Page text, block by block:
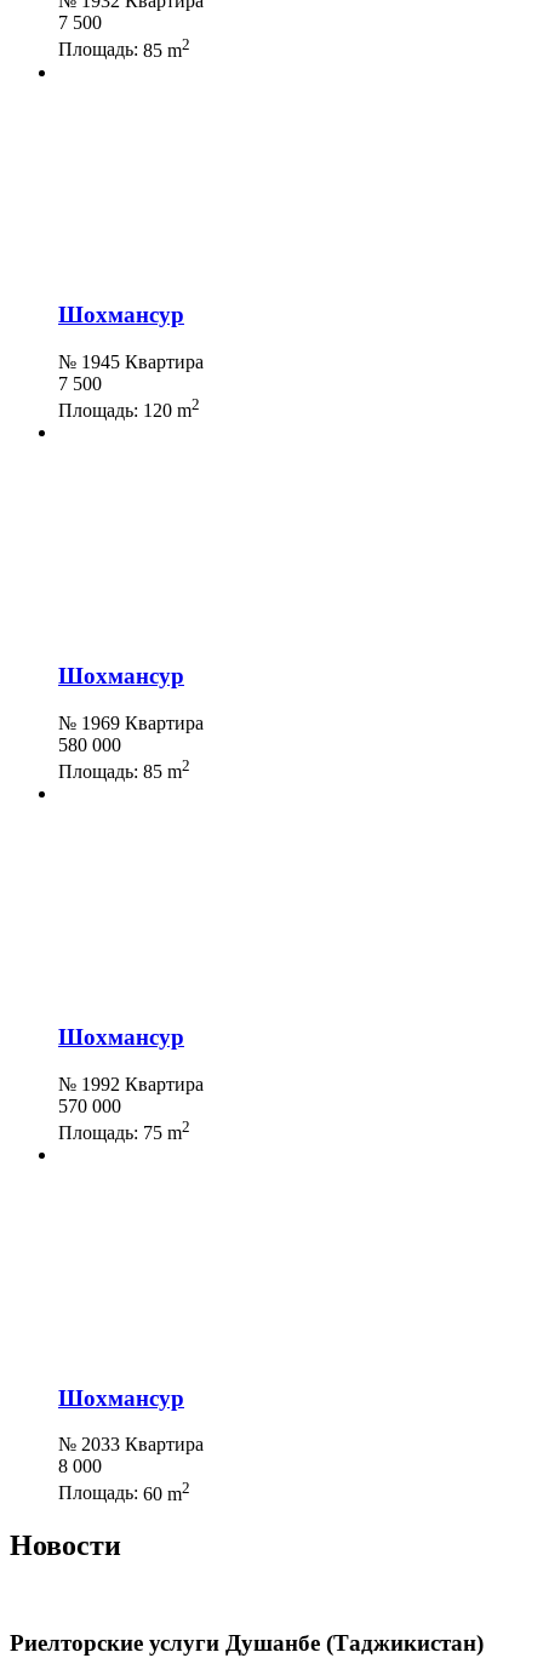
7 500
Площадь: 85 m2
Шохмансур
№ 1945 Квартира
7 500
Площадь: 120 m2
Шохмансур
№ 1969 Квартира
580 000
Площадь: 85 m2
Шохмансур
№ 1992 Квартира
570 000
Площадь: 75 m2
Шохмансур
№ 2033 Квартира
8 000
Площадь: 60 m2
Новости
Риелторские услуги Душанбе (Таджикистан)